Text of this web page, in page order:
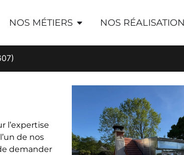
NOS MÉTIERS NOS
l’expertise
de nos
demander